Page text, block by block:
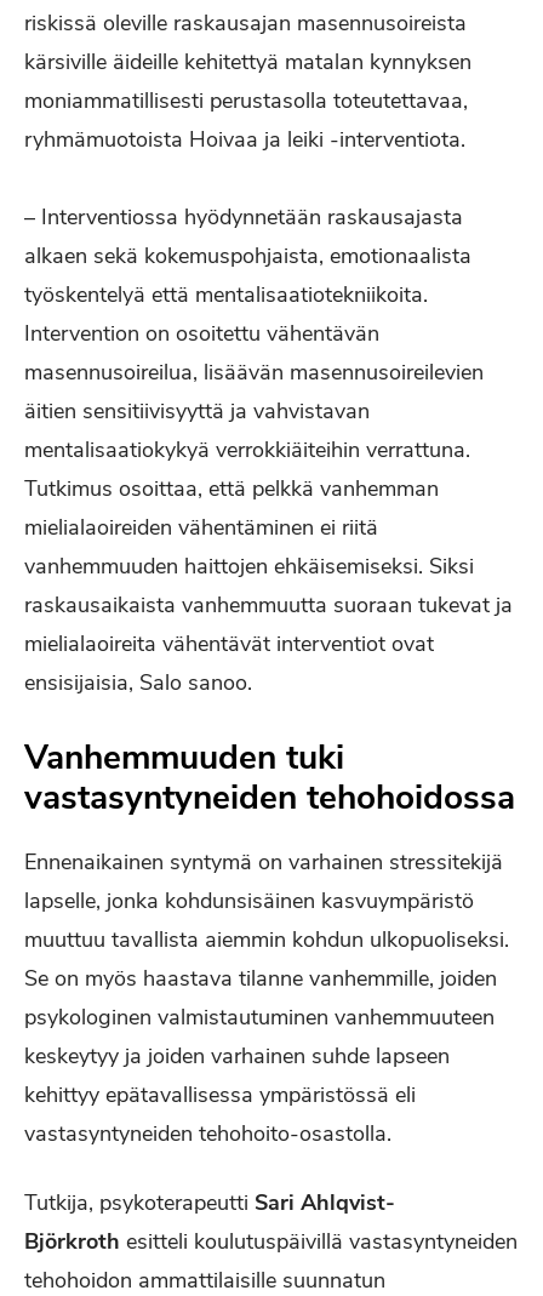
riskissä oleville raskausajan masennusoireista
kärsiville äideille kehitettyä matalan kynnyksen
moniammatillisesti perustasolla toteutettavaa,
ryhmämuotoista Hoivaa ja leiki -interventiota.
– Interventiossa hyödynnetään raskausajasta
alkaen sekä kokemuspohjaista, emotionaalista
työskentelyä että mentalisaatiotekniikoita.
Intervention on osoitettu vähentävän
masennusoireilua, lisäävän masennusoireilevien
äitien sensitiivisyyttä ja vahvistavan
mentalisaatiokykyä verrokkiäiteihin verrattuna.
Tutkimus osoittaa, että pelkkä vanhemman
mielialaoireiden vähentäminen ei riitä
vanhemmuuden haittojen ehkäisemiseksi. Siksi
raskausaikaista vanhemmuutta suoraan tukevat ja
mielialaoireita vähentävät interventiot ovat
ensisijaisia, Salo sanoo.
Vanhemmuuden tuki
vastasyntyneiden tehohoidossa
Ennenaikainen syntymä on varhainen stressitekijä
lapselle, jonka kohdunsisäinen kasvuympäristö
muuttuu tavallista aiemmin kohdun ulkopuoliseksi.
Se on myös haastava tilanne vanhemmille, joiden
psykologinen valmistautuminen vanhemmuuteen
keskeytyy ja joiden varhainen suhde lapseen
kehittyy epätavallisessa ympäristössä eli
vastasyntyneiden tehohoito-osastolla.
Tutkija, psykoterapeutti Sari Ahlqvist-
Björkroth esitteli koulutuspäivillä vastasyntyneiden
tehohoidon ammattilaisille suunnatun